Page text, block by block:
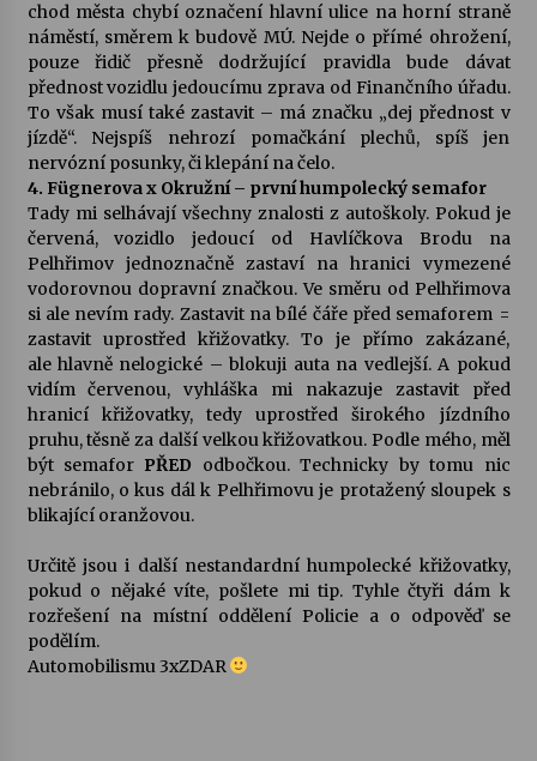
Ozvěny prázdnin
14. 7. 2026
Za kulturou kousek za Humpolec. V Želivě ožije
odkaz Josefa Čapka
13. 7. 2026
Varhanní recitál Michala Novenka v Klášteře
Želiv
3. 7. 2026
Petr Adamec – Malovaný svět
30. 6. 2026
chod města chybí označení hlavní ulice na horní straně
náměstí, směrem k budově MÚ. Nejde o přímé ohrožení,
pouze řidič přesně dodržující pravidla bude dávat
přednost vozidlu jedoucímu zprava od Finančního úřadu.
To však musí také zastavit – má značku „dej přednost v
jízdě“. Nejspíš nehrozí pomačkání plechů, spíš jen
nervózní posunky, či klepání na čelo.
4. Fügnerova x Okružní – první humpolecký semafor
Tady mi selhávají všechny znalosti z autoškoly. Pokud je
červená, vozidlo jedoucí od Havlíčkova Brodu na
Pelhřimov jednoznačně zastaví na hranici vymezené
vodorovnou dopravní značkou. Ve směru od Pelhřimova
si ale nevím rady. Zastavit na bílé čáře před semaforem =
zastavit uprostřed křižovatky. To je přímo zakázané,
ale hlavně nelogické – blokuji auta na vedlejší. A pokud
vidím červenou, vyhláška mi nakazuje zastavit před
hranicí křižovatky, tedy uprostřed širokého jízdního
pruhu, těsně za další velkou křižovatkou. Podle mého, měl
být semafor PŘED odbočkou. Technicky by tomu nic
nebránilo, o kus dál k Pelhřimovu je protažený sloupek s
blikající oranžovou.
Určitě jsou i další nestandardní humpolecké křižovatky,
pokud o nějaké víte, pošlete mi tip. Tyhle čtyři dám k
rozřešení na místní oddělení Policie a o odpověď se
podělím.
Automobilismu 3xZDAR